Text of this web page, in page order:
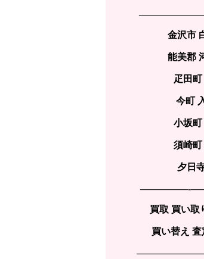
金沢市
能美郡
疋田
今町
小坂
須崎
夕日
—————-
買取 買い取
買い替え